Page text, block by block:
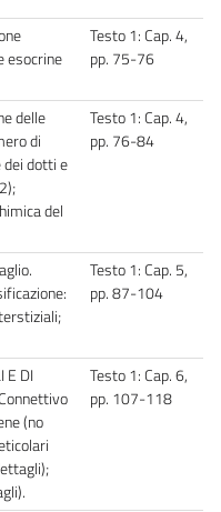
esocrine
Testo 1: Cap. 4,
pp. 75-76
delle
di
dei dotti e
del
Testo 1: Cap. 4,
pp. 76-84
Testo 1: Cap. 5,
pp. 87-104
E DI
(no
Testo 1: Cap. 6,
pp. 107-118